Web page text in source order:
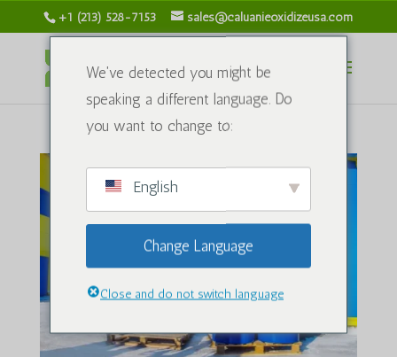
+1 (213) 528-7153 sales@caluanieoxidizeusa.com
We've detected you might be
speaking a different language. Do
you want to change to:
English
Change Language
Close and do not switch language